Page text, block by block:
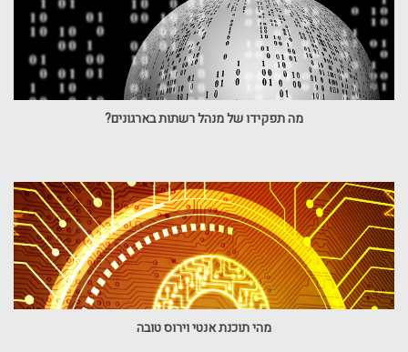
מה תפקידו של מנהל רשתות בארגונים?
מהי תוכנת אנטי וירוס טובה